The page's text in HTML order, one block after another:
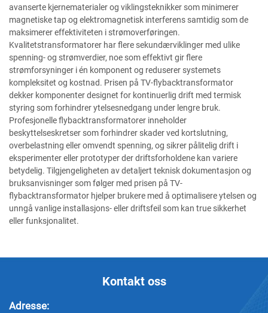
avanserte kjernematerialer og viklingsteknikker som minimerer
magnetiske tap og elektromagnetisk interferens samtidig som de
maksimerer effektiviteten i strømoverføringen.
Kvalitetstransformatorer har flere sekundærviklinger med ulike
spenning- og strømverdier, noe som effektivt gir flere
strømforsyninger i én komponent og reduserer systemets
kompleksitet og kostnad. Prisen på TV-flybacktransformator
dekker komponenter designet for kontinuerlig drift med termisk
styring som forhindrer ytelsesnedgang under lengre bruk.
Profesjonelle flybacktransformatorer inneholder
beskyttelseskretser som forhindrer skader ved kortslutning,
overbelastning eller omvendt spenning, og sikrer pålitelig drift i
eksperimenter eller prototyper der driftsforholdene kan variere
betydelig. Tilgjengeligheten av detaljert teknisk dokumentasjon og
bruksanvisninger som følger med prisen på TV-
flybacktransformator hjelper brukere med å optimalisere ytelsen og
unngå vanlige installasjons- eller driftsfeil som kan true sikkerhet
eller funksjonalitet.
Kontakt oss
Adresse: